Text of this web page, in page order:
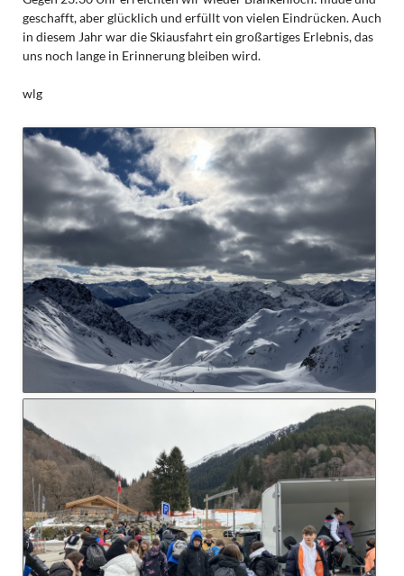
geschafft, aber glücklich und erfüllt von vielen Eindrücken. Auch
in diesem Jahr war die Skiausfahrt ein großartiges Erlebnis, das
uns noch lange in Erinnerung bleiben wird.
wlg